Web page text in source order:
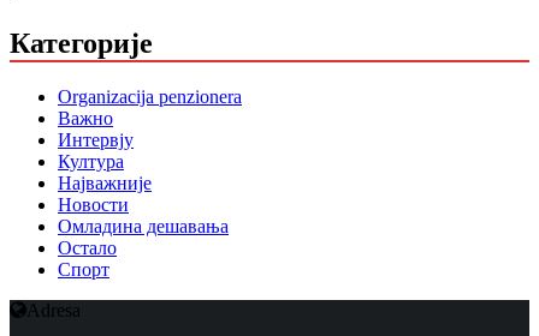
Категорије
Organizacija penzionera
Важно
Интервју
Култура
Најважније
Новости
Омладина дешавања
Остало
Спорт
Adresa